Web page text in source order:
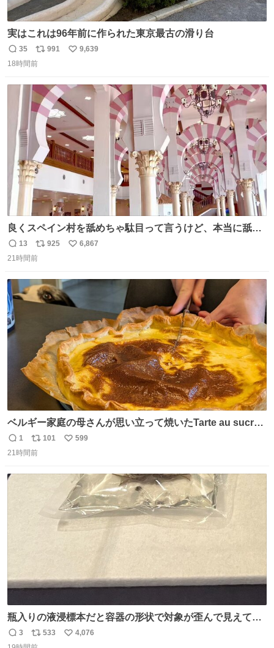
実はこれは96年前に作られた東京最古の滑り台
返
信
35
リ
ポ
ト
数
991
い
9,639
18時間前
良くスペイン村を舐めちゃ駄目って言うけど、本当に舐め
ちゃ行けないのはスペィン村ホテル🏛🏨 だってロビーから
中庭抜けるだけでこの有様🤩 ディズニーホテル泊まってる
ニャは益々素晴らしい場所になってる
返
信
13
リ
ポ
ト
数
925
い
数
6,867
21時間前
ベルギー家庭の母さんが思い立って焼いたTarte au sucre
は「砂糖のケーキ」。パイ生地に砂糖をたっぷり振りか
け、クリームと卵の液を注いで焼くだけ。溶けた砂糖はね
ギーのだよ」というこれ、素朴な焼菓子に見えてナポレオ
ン戦争の歴史があった。
返
信
1
リ
ポ
101
い
数
599
21時間前
瓶入りの液浸標本だと容器の形状で対象が歪んで見えてし
まうことから、なるべく歪みがない状態で観察しやすいよ
返
3
リ
533
い
4,076